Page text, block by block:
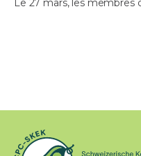
Le 27 mars, les membres